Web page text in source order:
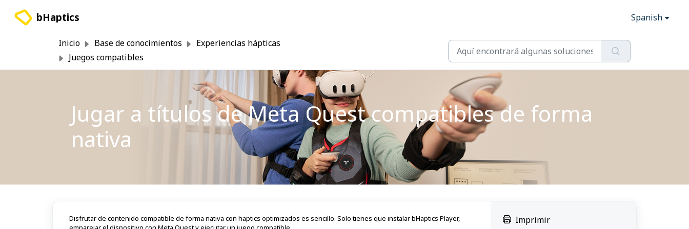
bHaptics Spanish
Inicio Base de conocimientos
Experiencias hápticas
Juegos compatibles
Jugar a títulos de Meta Quest compatibles de forma
nativa
Disfrutar de contenido compatible de forma nativa con haptics optimizados es sencillo. Solo tienes que instalar bHaptics Player,
Imprimir